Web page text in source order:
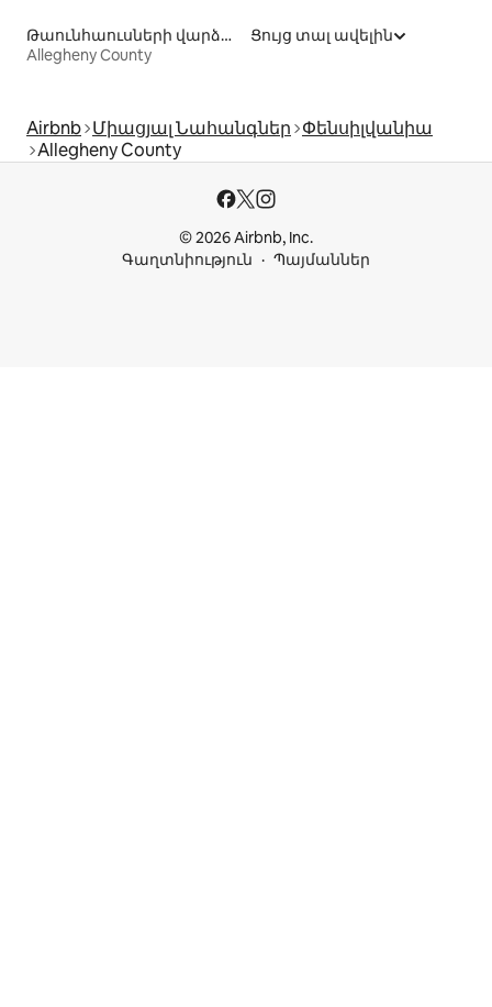
Թաունհաուսների վարձակալություն
Allegheny County
Ցույց տալ ավելին
Airbnb Միացյալ Նահանգներ Փենսիլվանիա
Allegheny County
© 2026 Airbnb, Inc.
Գաղտնիություն
Պայմաններ